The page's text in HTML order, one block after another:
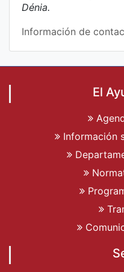
Dénia.
Información de
El
Información